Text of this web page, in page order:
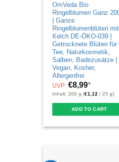
OmVeda Bio
Ringelblumen Ganz
| Ganze
Ringelblumenblüten mit
Kelch DE-ÖKO-039 |
Getrocknete Blüten für
Tee, Naturkosmetik,
Salben, Badezusätze |
Vegan, Kosher,
Allergenfrei
UVP: €8,99*
Inhalt: 200 g (€1,12 / 25 g)
ADD TO CART